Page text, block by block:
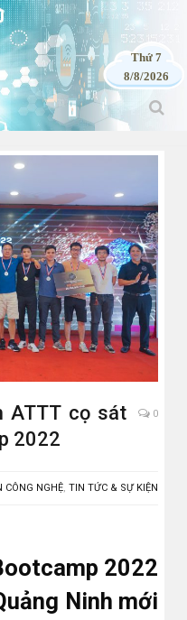
Thứ 7
8/8/2026
ATTT cọ sát
2022
0
CÔNG NGHỆ, TIN TỨC & SỰ KIỆN
2022
Ninh mới